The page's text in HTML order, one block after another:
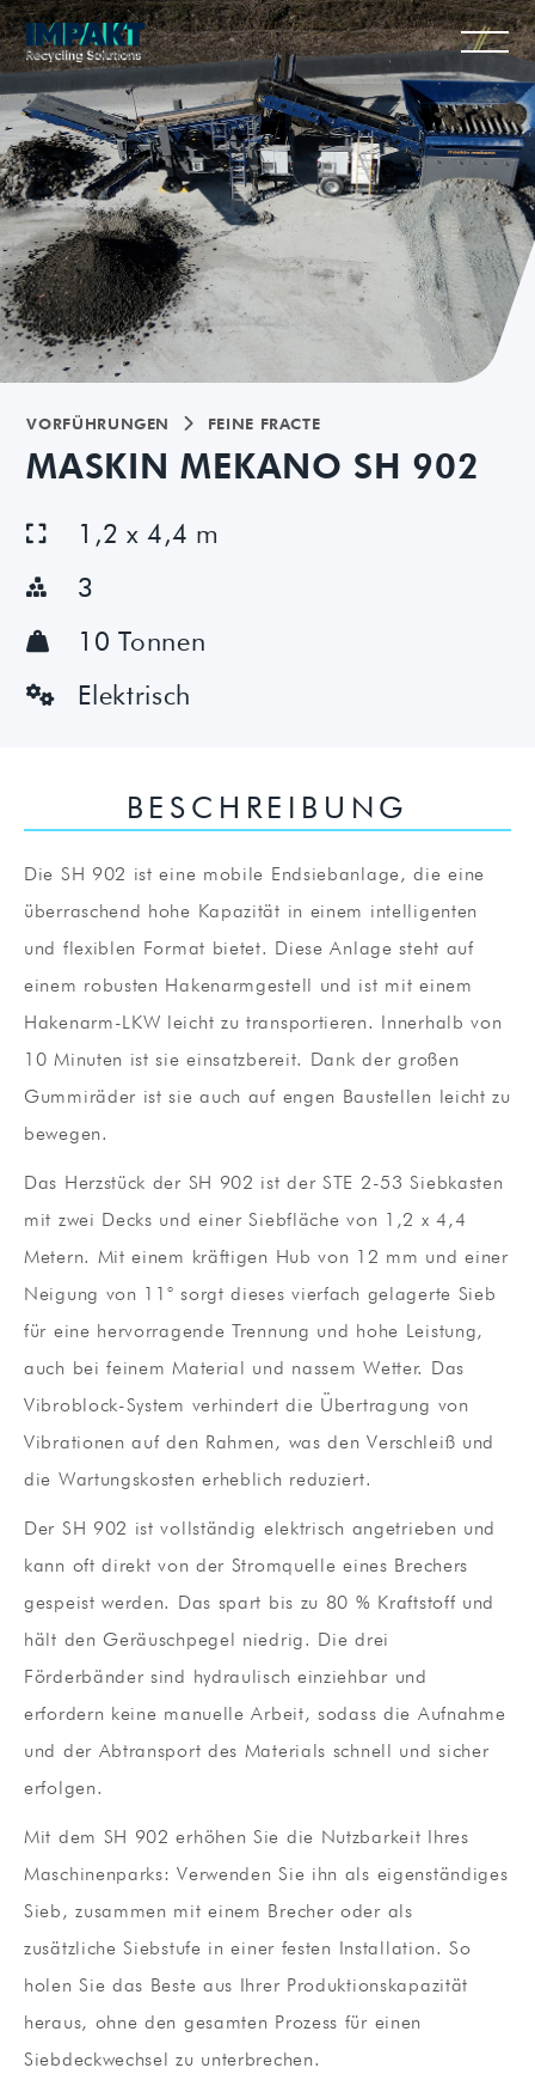
VORFÜHRUNGEN  FEINE FRACTE
MASKIN MEKANO SH 902
 1,2 x 4,4 m
 3
 10 Tonnen
 Elektrisch
BESCHREIBUNG
Die SH 902 ist eine mobile Endsiebanlage, die eine
überraschend hohe Kapazität in einem intelligenten
und flexiblen Format bietet. Diese Anlage steht auf
einem robusten Hakenarmgestell und ist mit einem
Hakenarm-LKW leicht zu transportieren. Innerhalb von
10 Minuten ist sie einsatzbereit. Dank der großen
Gummiräder ist sie auch auf engen Baustellen leicht zu
bewegen.
Das Herzstück der SH 902 ist der STE 2-53 Siebkasten
mit zwei Decks und einer Siebfläche von 1,2 x 4,4
Metern. Mit einem kräftigen Hub von 12 mm und einer
Neigung von 11° sorgt dieses vierfach gelagerte Sieb
für eine hervorragende Trennung und hohe Leistung,
auch bei feinem Material und nassem Wetter. Das
Vibroblock-System verhindert die Übertragung von
Vibrationen auf den Rahmen, was den Verschleiß und
die Wartungskosten erheblich reduziert.
Der SH 902 ist vollständig elektrisch angetrieben und
kann oft direkt von der Stromquelle eines Brechers
gespeist werden. Das spart bis zu 80 % Kraftstoff und
hält den Geräuschpegel niedrig. Die drei
Förderbänder sind hydraulisch einziehbar und
erfordern keine manuelle Arbeit, sodass die Aufnahme
und der Abtransport des Materials schnell und sicher
erfolgen.
Mit dem SH 902 erhöhen Sie die Nutzbarkeit Ihres
Maschinenparks: Verwenden Sie ihn als eigenständiges
Sieb, zusammen mit einem Brecher oder als
zusätzliche Siebstufe in einer festen Installation. So
holen Sie das Beste aus Ihrer Produktionskapazität
heraus, ohne den gesamten Prozess für einen
Siebdeckwechsel zu unterbrechen.